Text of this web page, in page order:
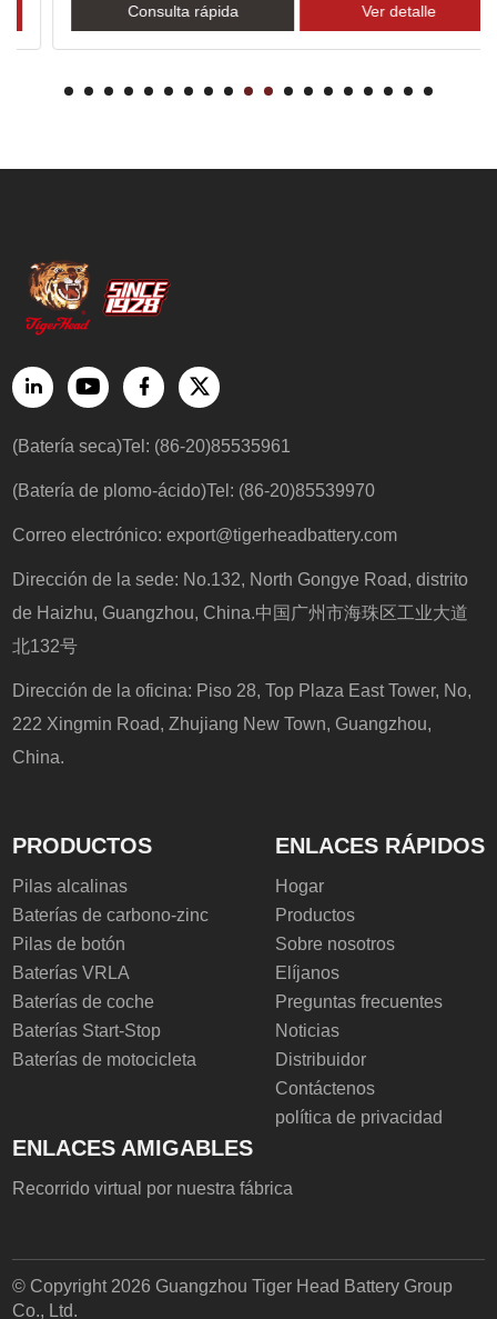
Consulta rápida Ver detalle
(Batería seca)Tel: (86-20)85535961
(Batería de plomo-ácido)Tel: (86-20)85539970
Correo electrónico:export@tigerheadbattery.com
Dirección de la sede: No.132, North Gongye Road, distrito
de Haizhu, Guangzhou, China.中国广州市海珠区工业大道
北132号
Dirección de la oficina: Piso 28, Top Plaza East Tower, No,
222 Xingmin Road, Zhujiang New Town, Guangzhou,
China.
PRODUCTOS
Pilas alcalinas
Baterías de carbono-zinc
Pilas de botón
Baterías VRLA
Baterías de coche
Baterías Start-Stop
Baterías de motocicleta
ENLACES RÁPIDOS
Hogar
Productos
Sobre nosotros
Elíjanos
Preguntas frecuentes
Noticias
Distribuidor
Contáctenos
política de privacidad
ENLACES AMIGABLES
Recorrido virtual por nuestra fábrica
© Copyright 2026 Guangzhou Tiger Head Battery Group
Co., Ltd.